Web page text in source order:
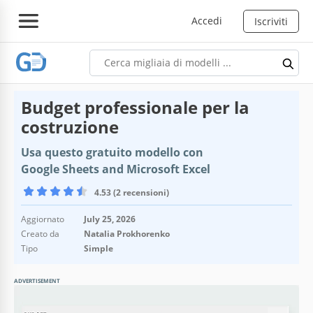
Accedi Iscriviti
Budget professionale per la
costruzione
Usa questo gratuito modello con
Google Sheets and Microsoft Excel
4.53 (2 recensioni)
Aggiornato
July 25, 2026
Creato da
Natalia Prokhorenko
Tipo
Simple
ADVERTISEMENT